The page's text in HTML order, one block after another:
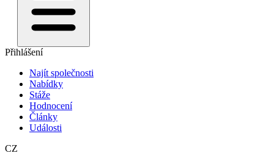
Přihlášení
Najít společnosti
Nabídky
Stáže
Hodnocení
Články
Události
CZ